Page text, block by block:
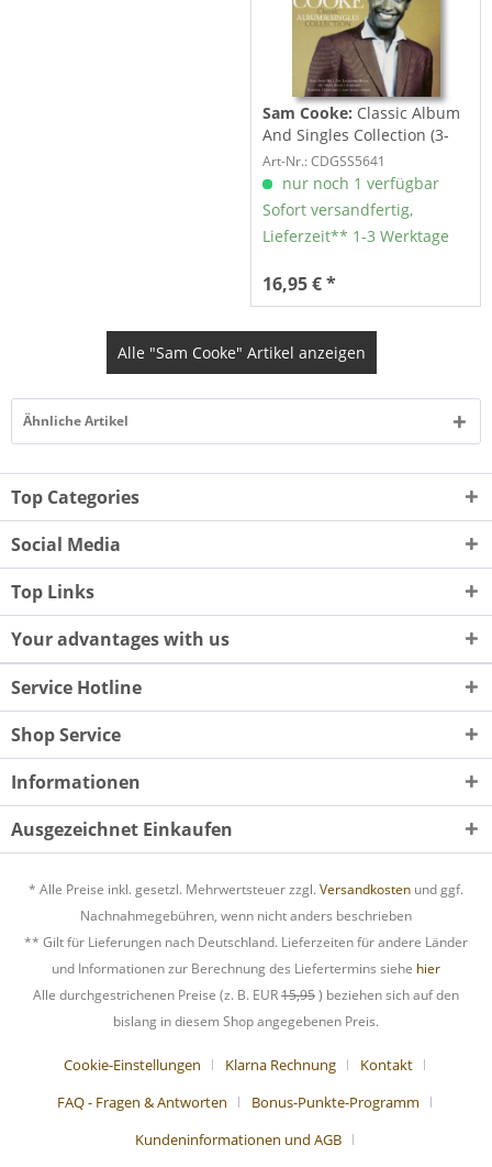
Sam Cooke: Classic Album
And Singles Collection (3-
CD)
Art-Nr.: CDGSS5641
nur noch 1 verfügbar
Sofort versandfertig,
Lieferzeit** 1-3 Werktage
16,95 € *
Alle "Sam Cooke" Artikel anzeigen
Ähnliche Artikel
Top Categories
Social Media
Top Links
Your advantages with us
Service Hotline
Shop Service
Informationen
Ausgezeichnet Einkaufen
* Alle Preise inkl. gesetzl. Mehrwertsteuer zzgl. Versandkosten und ggf.
Nachnahmegebühren, wenn nicht anders beschrieben
** Gilt für Lieferungen nach Deutschland. Lieferzeiten für andere Länder
und Informationen zur Berechnung des Liefertermins siehe hier
Alle durchgestrichenen Preise (z. B. EUR15,95) beziehen sich auf den
bislang in diesem Shop angegebenen Preis.
Cookie-Einstellungen Klarna Rechnung
Kontakt
FAQ - Fragen & Antworten
Bonus-Punkte-Programm
Kundeninformationen und AGB